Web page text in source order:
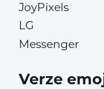
JoyPixels
LG
Messenger
Verze